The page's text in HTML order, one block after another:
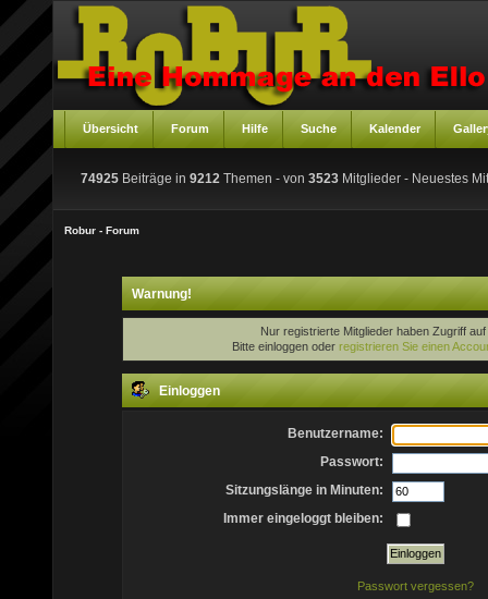
Übersicht Forum Hilfe Suche Kalender
74925 Beiträge in 9212 Themen - von 3523 Mitglieder - Neuestes
Robur - Forum
Warnung!
Nur registrierte Mitglieder haben Zugriff
Bitte einloggen oder registrieren Sie einen
Einloggen
Benutzername:
Passwort:
Sitzungslänge in Minuten:
Immer eingeloggt bleiben:
Passwort vergessen?